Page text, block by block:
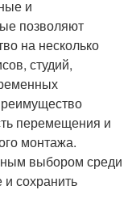
и
позволяют
на несколько
студий,
перемещения и
монтажа.
выбором среди
и сохранить